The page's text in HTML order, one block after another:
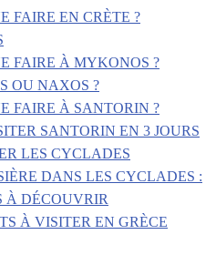
FAIRE EN CRÈTE ?
FAIRE À MYKONOS ?
OU NAXOS ?
FAIRE À SANTORIN ?
SANTORIN EN 3 JOURS
LES CYCLADES
DANS LES CYCLADES :
À DÉCOUVRIR
À VISITER EN GRÈCE